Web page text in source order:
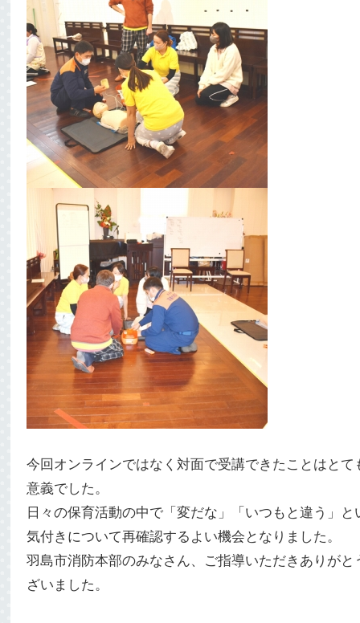
今回オンラインではなく対面で受講できたことはとて
意義でした。
日々の保育活動の中で「変だな」「いつもと違う」と
気付きについて再確認するよい機会となりました。
羽島市消防本部のみなさん、ご指導いただきありがと
ざいました。